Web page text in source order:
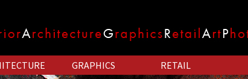
GRAPHICS RETAIL